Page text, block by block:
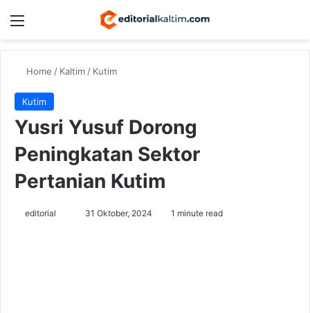
Menu
Home / Kaltim/ Kutim
Kutim
Yusri Yusuf Dorong
Peningkatan Sektor
Pertanian Kutim
editorial 31 Oktober, 2024 1 minute read